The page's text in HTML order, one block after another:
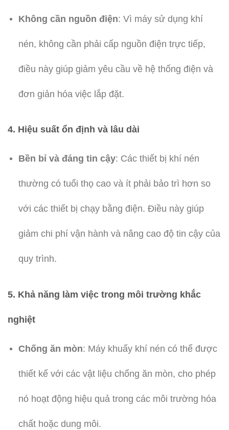
Không cần nguồn điện: Vì máy sử dụng khí
nén, không cần phải cấp nguồn điện trực tiếp,
điều này giúp giảm yêu cầu về hệ thống điện và
đơn giản hóa việc lắp đặt.
4. Hiệu suất ổn định và lâu dài
Bền bỉ và đáng tin cậy: Các thiết bị khí nén
thường có tuổi thọ cao và ít phải bảo trì hơn so
với các thiết bị chạy bằng điện. Điều này giúp
giảm chi phí vận hành và nâng cao độ tin cậy của
quy trình.
5. Khả năng làm việc trong môi trường khắc
nghiệt
Chống ăn mòn: Máy khuấy khí nén có thể được
thiết kế với các vật liệu chống ăn mòn, cho phép
nó hoạt động hiệu quả trong các môi trường hóa
chất hoặc dung môi.